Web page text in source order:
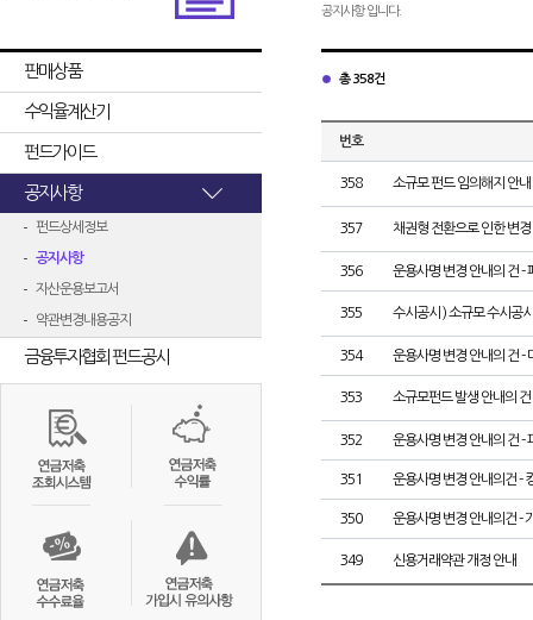
판매상품
수익율계산기
펀드가이드
공지사항
펀드상세정보
공지사항
자산운용보고서
약관변경내용공지
금융투자협회 펀드공시
공지사항 입니다.
총 358건
번호
358 소규모 펀드 임의해지 안
357 채권형 전환으로 인한 변
356 운용사명 변경 안내의 건 -
355 수시공시 ) 소규모 수시공
354 운용사명 변경 안내의 건 -
353 소규모펀드 발생 안내의
352 운용사명 변경 안내의 건 -
351 운용사명 변경 안내의건 -
350 운용사명 변경 안내의건 -
349 신용거래약관 개정 안내